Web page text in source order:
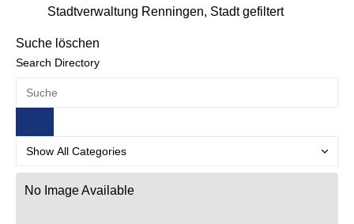
Stadtverwaltung Renningen, Stadt gefiltert
Suche löschen
Search Directory
No Image Available